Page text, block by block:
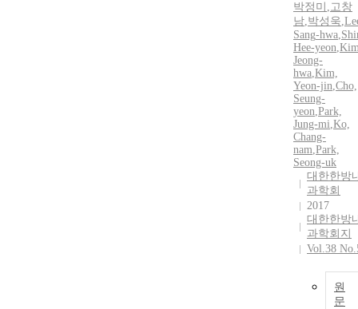
박정미 ,고창
남,박성욱,
Sang-hwa,
Hee-yeon,
Jeong-
hwa,Kim,
Yeon-jin,Cho,
Seung-
yeon,Park,
Jung-mi,Ko,
Chang-
nam,Park,
Seong-uk
대한한방
과학회
2017
대한한방
과학회지
Vol.38
원
문